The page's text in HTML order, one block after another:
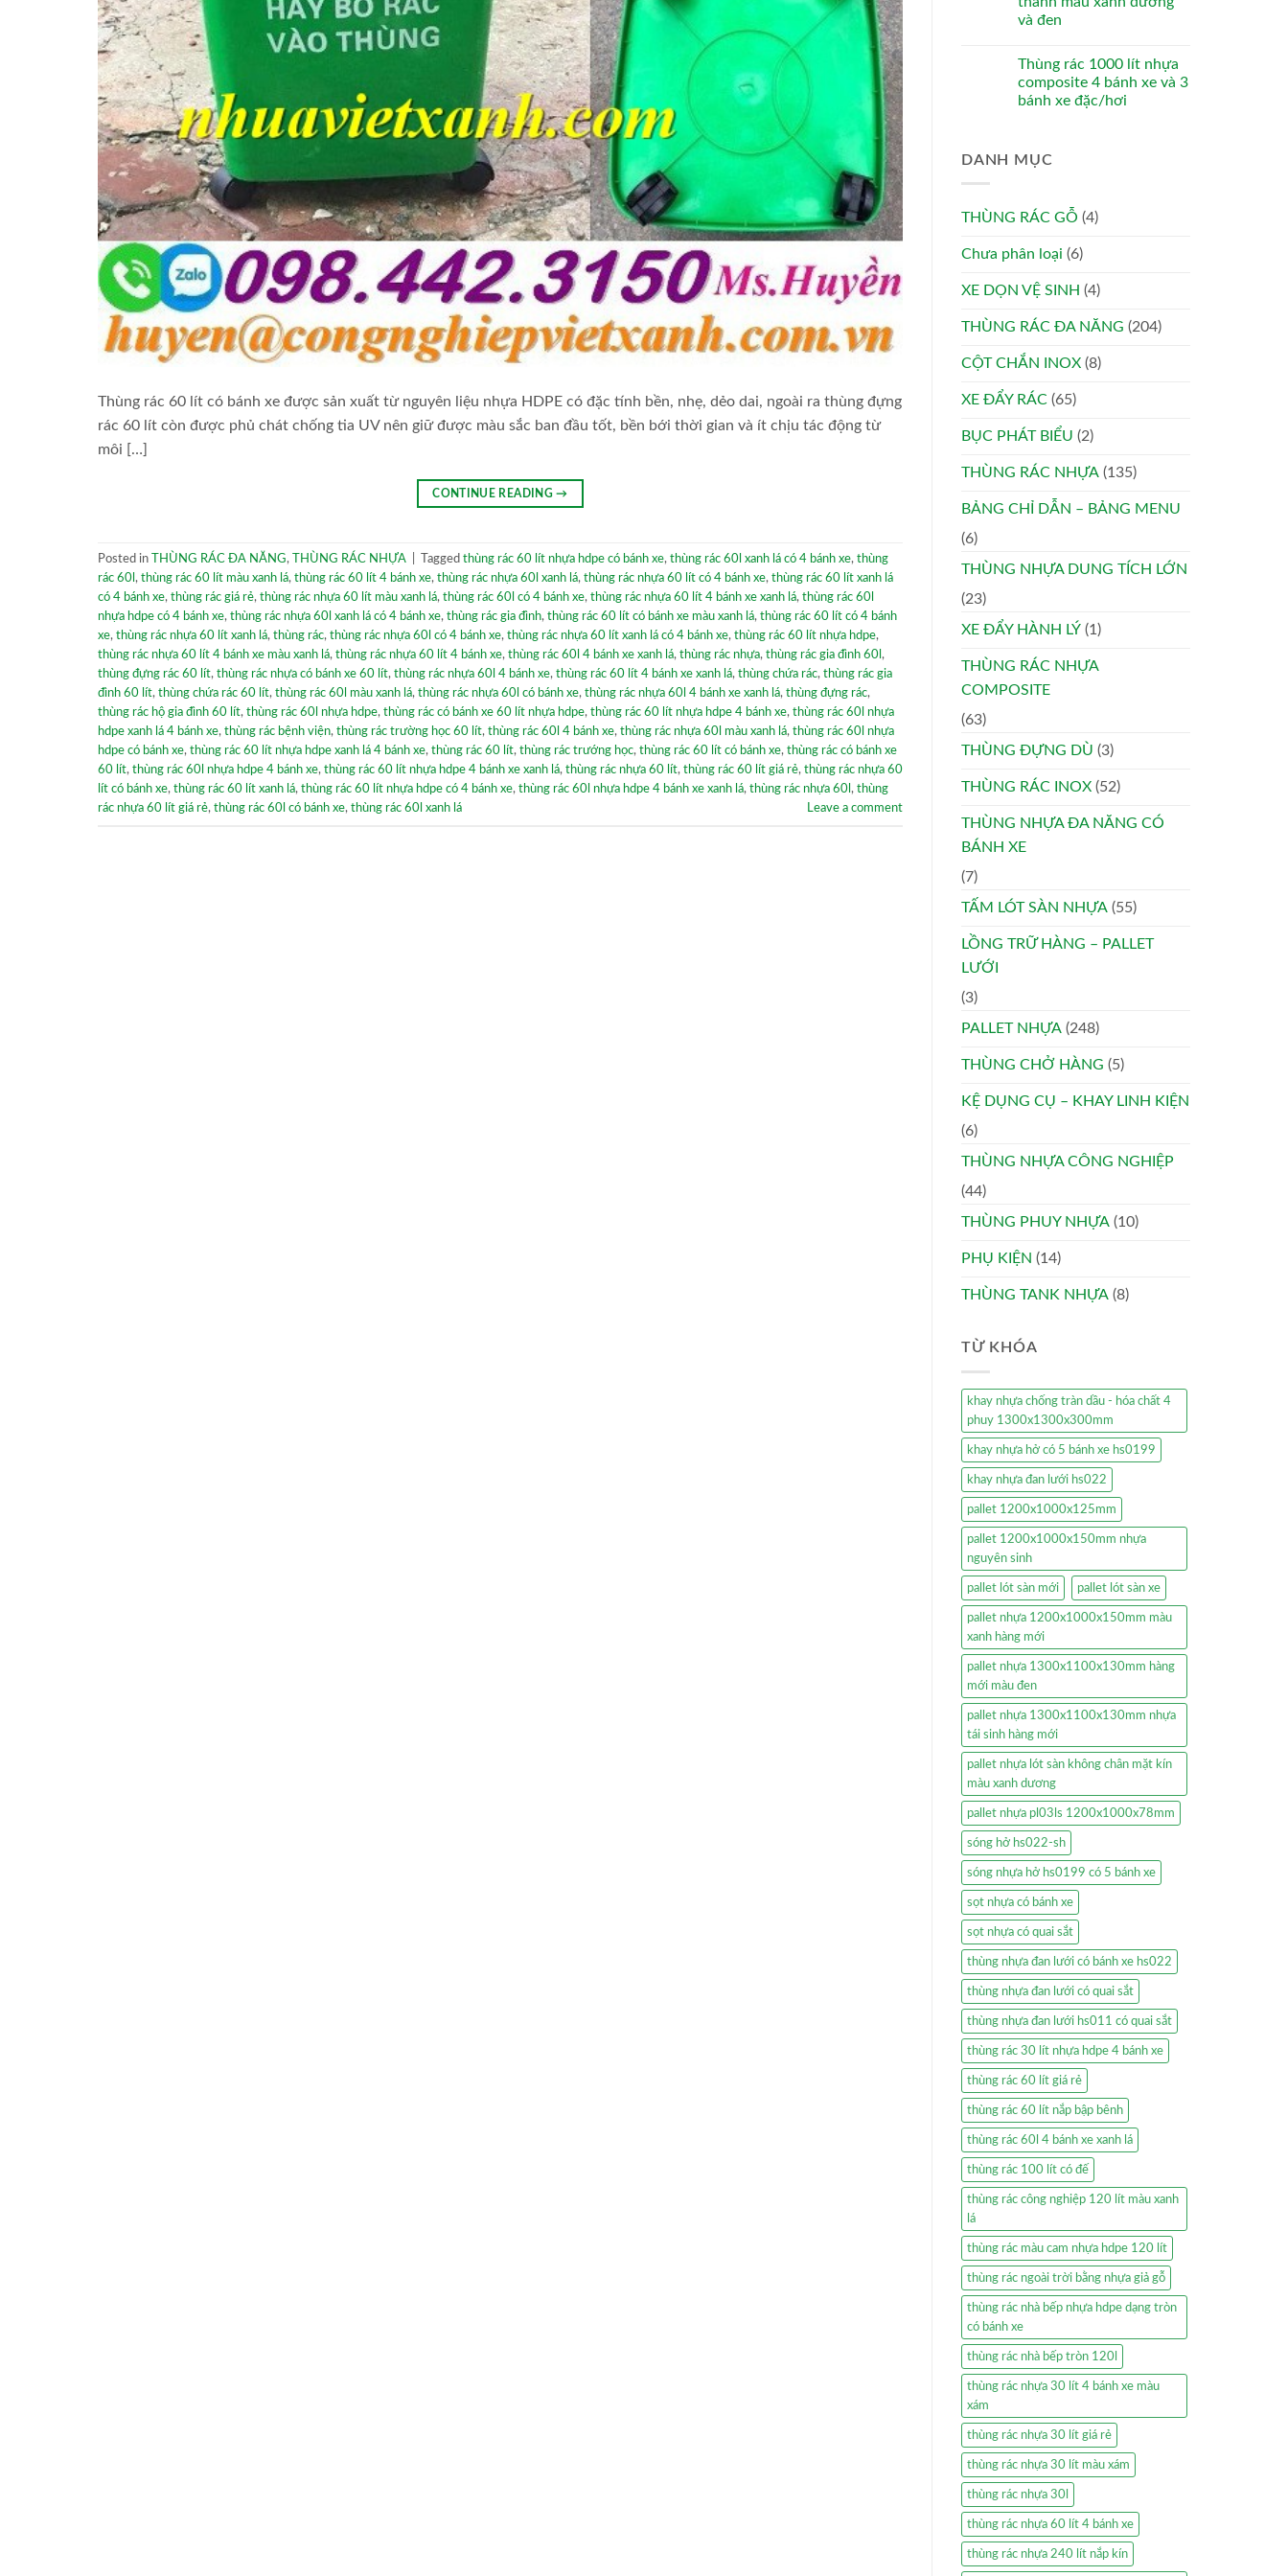
Thùng rác 60 lít có bánh xe được sản xuất từ nguyên liệu nhựa HDPE có đặc tính bền, nhẹ, dẻo dai, ngoài ra thùng đựng
rác 60 lít còn được phủ chát chống tia UV nên giữ được màu sắc ban đầu tốt, bền bới thời gian và ít chịu tác động từ
môi […]
CONTINUE READING→
Posted in THÙNG RÁC ĐA NĂNG, THÙNG RÁC NHỰA Tagged thùng rác 60 lít nhựa hdpe có bánh xe, thùng rác 60l xanh lá có 4 bánh xe, thùng
rác 60l , thùng rác 60 lít màu xanh lá, thùng rác 60 lít 4 bánh xe, thùng rác nhựa 60l xanh lá, thùng rác nhựa 60 lít có 4 bánh xe, thùng rác 60 lít xanh lá
có 4 bánh xe, thùng rác giá rẻ, thùng rác nhựa 60 lít màu xanh lá, thùng rác 60l có 4 bánh xe, thùng rác nhựa 60 lít 4 bánh xe xanh lá, thùng rác 60l
nhựa hdpe có 4 bánh xe, thùng rác nhựa 60l xanh lá có 4 bánh xe, thùng rác gia đình, thùng rác 60 lít có bánh xe màu xanh lá, thùng rác 60 lít có 4 bánh
xe, thùng rác nhựa 60 lít xanh lá, thùng rác, thùng rác nhựa 60l có 4 bánh xe, thùng rác nhựa 60 lít xanh lá có 4 bánh xe, thùng rác 60 lít nhựa hdpe,
thùng rác nhựa 60 lít 4 bánh xe màu xanh lá, thùng rác nhựa 60 lít 4 bánh xe, thùng rác 60l 4 bánh xe xanh lá, thùng rác nhựa, thùng rác gia đình 60l ,
thùng đựng rác 60 lít, thùng rác nhựa có bánh xe 60 lít, thùng rác nhựa 60l 4 bánh xe, thùng rác 60 lít 4 bánh xe xanh lá, thùng chứa rác, thùng rác gia
đình 60 lít, thùng chứa rác 60 lít, thùng rác 60l màu xanh lá, thùng rác nhựa 60l có bánh xe, thùng rác nhựa 60l 4 bánh xe xanh lá, thùng đựng rác,
thùng rác hộ gia đình 60 lít, thùng rác 60l nhựa hdpe, thùng rác có bánh xe 60 lít nhựa hdpe, thùng rác 60 lít nhựa hdpe 4 bánh xe, thùng rác 60l nhựa
hdpe xanh lá 4 bánh xe, thùng rác bệnh viện, thùng rác trường học 60 lít, thùng rác 60l 4 bánh xe, thùng rác nhựa 60l màu xanh lá, thùng rác 60l nhựa
hdpe có bánh xe, thùng rác 60 lít nhựa hdpe xanh lá 4 bánh xe, thùng rác 60 lít, thùng rác trướng học, thùng rác 60 lít có bánh xe, thùng rác có bánh xe
60 lít, thùng rác 60l nhựa hdpe 4 bánh xe, thùng rác 60 lít nhựa hdpe 4 bánh xe xanh lá, thùng rác nhựa 60 lít, thùng rác 60 lít giá rẻ, thùng rác nhựa 60
lít có bánh xe, thùng rác 60 lít xanh lá, thùng rác 60 lít nhựa hdpe có 4 bánh xe, thùng rác 60l nhựa hdpe 4 bánh xe xanh lá, thùng rác nhựa 60l , thùng
rác nhựa 60 lít giá rẻ, thùng rác 60l có bánh xe, thùng rác 60l xanh lá Leave a comment
và đen
Thùng rác 1000 lít nhựa
composite 4 bánh xe và 3
bánh xe đặc/hơi
DANH MỤC
THÙNG RÁC GỖ (4)
Chưa phân loại (6)
XE DỌN VỆ SINH (4)
THÙNG RÁC ĐA NĂNG (204)
CỘT CHẮN INOX (8)
XE ĐẨY RÁC (65)
BỤC PHÁT BIỂU (2)
THÙNG RÁC NHỰA (135)
BẢNG CHỈ DẪN – BẢNG MENU
(6)
THÙNG NHỰA DUNG TÍCH LỚN
(23)
XE ĐẨY HÀNH LÝ (1)
THÙNG RÁC NHỰA
COMPOSITE
(63)
THÙNG ĐỰNG DÙ (3)
THÙNG RÁC INOX (52)
THÙNG NHỰA ĐA NĂNG CÓ
BÁNH XE
(7)
TẤM LÓT SÀN NHỰA (55)
LỒNG TRỮ HÀNG – PALLET
LƯỚI
(3)
PALLET NHỰA (248)
THÙNG CHỞ HÀNG (5)
KỆ DỤNG CỤ – KHAY LINH KIỆN
(6)
THÙNG NHỰA CÔNG NGHIỆP
(44)
THÙNG PHUY NHỰA (10)
PHỤ KIỆN (14)
THÙNG TANK NHỰA (8)
TỪ KHÓA
khay nhựa chống tràn dầu - hóa chất 4
phuy 1300x1300x300mm
khay nhựa hở có 5 bánh xe hs0199
khay nhựa đan lưới hs022
pallet 1200x1000x125mm
pallet 1200x1000x150mm nhựa
nguyên sinh
pallet lót sàn mới pallet lót sàn xe
pallet nhựa 1200x1000x150mm màu
xanh hàng mới
pallet nhựa 1300x1100x130mm hàng
mới màu đen
pallet nhựa 1300x1100x130mm nhựa
tái sinh hàng mới
pallet nhựa lót sàn không chân mặt kín
màu xanh dương
pallet nhựa pl03ls 1200x1000x78mm
sóng hở hs022-sh
sóng nhựa hở hs0199 có 5 bánh xe
sọt nhựa có bánh xe
sọt nhựa có quai sắt
thùng nhựa đan lưới có bánh xe hs022
thùng nhựa đan lưới có quai sắt
thùng nhựa đan lưới hs011 có quai sắt
thùng rác 30 lít nhựa hdpe 4 bánh xe
thùng rác 60 lít giá rẻ
thùng rác 60 lít nắp bập bênh
thùng rác 60l 4 bánh xe xanh lá
thùng rác 100 lít có đế
thùng rác công nghiệp 120 lít màu xanh
lá
thùng rác màu cam nhựa hdpe 120 lít
thùng rác ngoài trời bằng nhựa giả gỗ
thùng rác nhà bếp nhựa hdpe dạng tròn
có bánh xe
thùng rác nhà bếp tròn 120l
thùng rác nhựa 30 lít 4 bánh xe màu
xám
thùng rác nhựa 30 lít giá rẻ
thùng rác nhựa 30 lít màu xám
thùng rác nhựa 30l
thùng rác nhựa 60 lít 4 bánh xe
thùng rác nhựa 240 lít nắp kín